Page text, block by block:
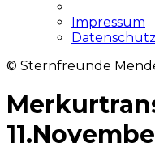
Impressum
Datenschutz
© Sternfreunde